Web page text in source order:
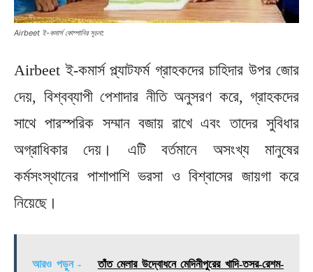
Airbeet ই-কমার্স কোম্পানির সূচনা:
Airbeet ই-কমার্স প্ল্যাটফর্ম গ্রাহকদের চাহিদার উপর জোর
দেয়, বিশ্বব্যাপী পেশাদার নীতি অনুসরণ করে, গ্রাহকদের
সাথে পারস্পরিক সম্মান বজায় রাখে এবং তাদের সুবিধার
অগ্রাধিকার দেয়। এটি বর্তমানে অসংখ্য মানুষের
কর্মসংস্থানের পাশাপাশি ভরসা ও বিশ্বাসের জায়গা করে
নিয়েছে।
আরও পড়ুন - তাঁত মেলার উদ্বোধনে মেদিনীপুরের খাদি-তসর-রেশম-